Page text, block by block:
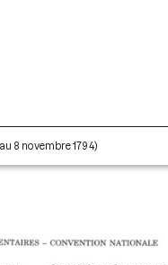
8 novembre 1794)